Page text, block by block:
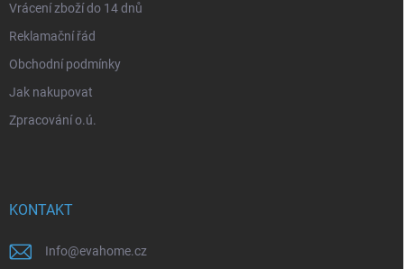
Vrácení zboží do 14 dnů
Reklamační řád
Obchodní podmínky
Jak nakupovat
Zpracování o.ú.
KONTAKT
Info@evahome.cz